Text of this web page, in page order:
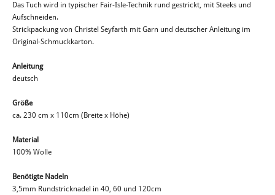
Das Tuch wird in typischer Fair-Isle-Technik rund gestrickt, mit Steeks und
Aufschneiden.
Strickpackung von Christel Seyfarth mit Garn und deutscher Anleitung im
Original-Schmuckkarton.
Anleitung
deutsch
Größe
ca. 230 cm x 110cm (Breite x Höhe)
Material
100% Wolle
Benötigte Nadeln
3,5mm Rundstricknadel in 40, 60 und 120cm